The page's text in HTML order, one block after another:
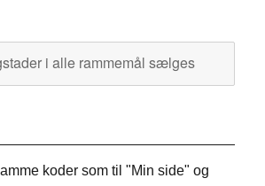
koder som til "Min side" og